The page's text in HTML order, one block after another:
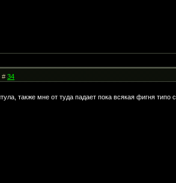
#34
также мне от туда падает пока всякая фигня